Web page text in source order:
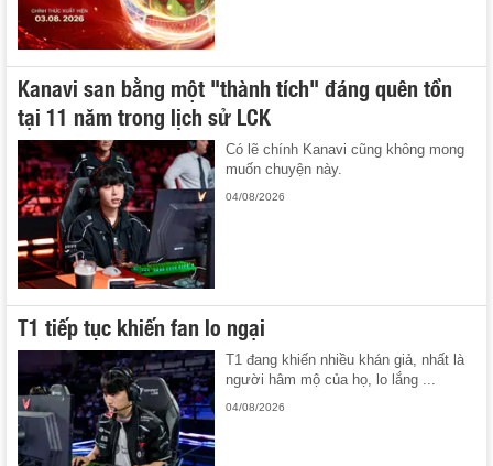
Kanavi san bằng một "thành tích" đáng quên tồn
tại 11 năm trong lịch sử LCK
Có lẽ chính Kanavi cũng không mong
muốn chuyện này.
04/08/2026
T1 tiếp tục khiến fan lo ngại
T1 đang khiến nhiều khán giả, nhất là
người hâm mộ của họ, lo lắng ...
04/08/2026